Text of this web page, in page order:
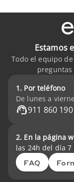
Estamos
Todo el equipo
preguntas
1. Por teléfono
De lunes a
911 860 190
2. En la página
las 24h del día
FAQ